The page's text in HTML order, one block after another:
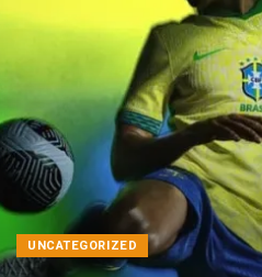
UNCATEGORIZED